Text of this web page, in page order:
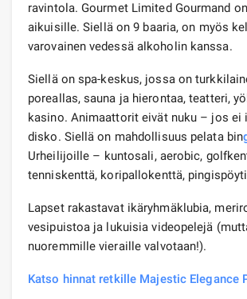
ravintola. Gourmet Limited Gourmand
aikuisille. Siellä on 9 baaria, on myös
varovainen vedessä alkoholin kanssa.
Siellä on spa-keskus, jossa on
poreallas, sauna ja hierontaa, teatteri,
kasino. Animaattorit eivät nuku – jos ei
disko. Siellä on mahdollisuus pelata bin
Urheilijoille – kuntosali, aerobic,
tenniskenttä, koripallokenttä,
Lapset rakastavat ikäryhmäklubia,
vesipuistoa ja lukuisia videopelejä
nuoremmille vieraille valvotaan!).
Katso hinnat retkille Majestic Elegance